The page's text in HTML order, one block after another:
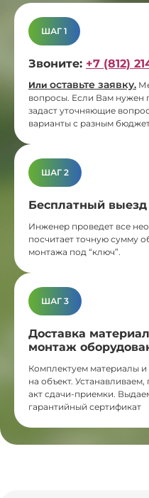
ШАГ 1
Звоните: +7 (812)
Или оставьте заявку.
вопросы. Если Вам нужен
задаст уточняющие
варианты с разным
ШАГ 2
Бесплатный
Инженер проведет все
посчитает точную сумму
монтажа под “ключ”.
ШАГ 3
Доставка
монтаж
Комплектуем материалы и
на объект.
акт сдачи-приемки.
гарантийный сертификат